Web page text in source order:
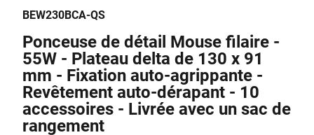
BEW230BCA-QS
Ponceuse de détail Mouse filaire -
55W - Plateau delta de 130 x 91
mm - Fixation auto-agrippante -
Revêtement auto-dérapant - 10
accessoires - Livrée avec un sac de
rangement